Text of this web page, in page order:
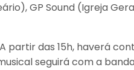
GP Sound (Igreja
das 15h, haverá
seguirá com a